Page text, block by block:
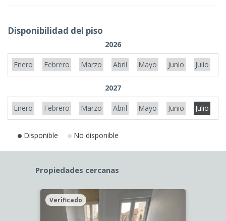
Disponibilidad del piso
2026
Enero Febrero Marzo Abril Mayo Junio Julio
2027
Enero Febrero Marzo Abril Mayo Junio Julio
Disponible No disponible
Propiedades cercanas
Verificado